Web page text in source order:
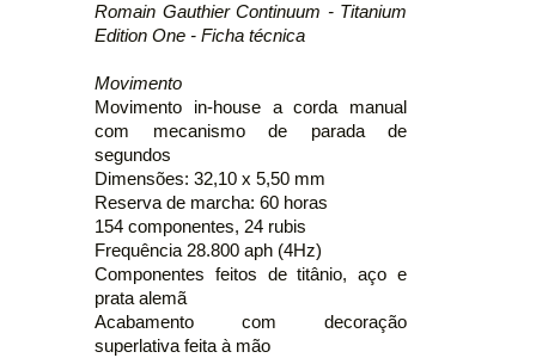
Romain Gauthier Continuum - Titanium
Edition One - Ficha técnica
Movimento
Movimento in-house a corda manual
com mecanismo de parada de
segundos
Dimensões: 32,10 x 5,50 mm
Reserva de marcha: 60 horas
154 componentes, 24 rubis
Frequência 28.800 aph (4Hz)
Componentes feitos de titânio, aço e
prata alemã
Acabamento com decoração
superlativa feita à mão